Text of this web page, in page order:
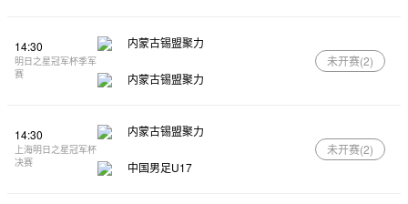
14:30
明日之星冠军杯季军
赛
内蒙古锡盟聚力
内蒙古锡盟聚力
未开赛(2)
14:30
上海明日之星冠军杯
决赛
内蒙古锡盟聚力
中国男足U17
未开赛(2)